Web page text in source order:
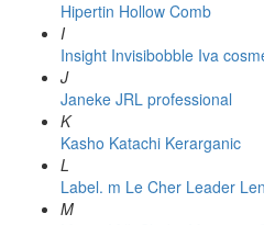
Hipertin Hollow Comb
I
Insight Invisibobble Iva
J
Janeke JRL professional
K
Kasho Katachi Kerarganic
L
Label. m Le Cher Leader
M